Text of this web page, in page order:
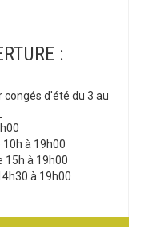
:
d'été du 3 au
à 19h00
15h à 19h00
à 19h00